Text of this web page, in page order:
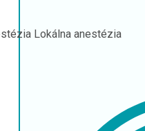
Lokálna anestézia